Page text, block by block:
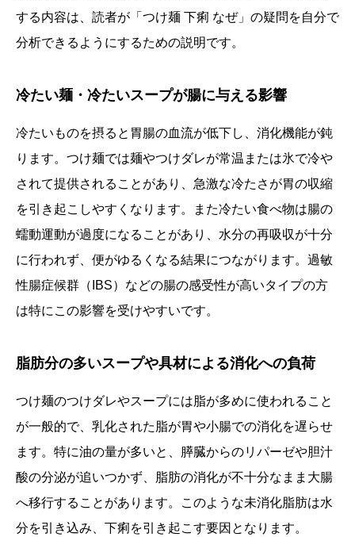
する内容は、読者が「つけ麺 下痢 なぜ」の疑問を自分で
分析できるようにするための説明です。
冷たい麺・冷たいスープが腸に与える影響
冷たいものを摂ると胃腸の血流が低下し、消化機能が鈍
ります。つけ麺では麺やつけダレが常温または氷で冷や
されて提供されることがあり、急激な冷たさが胃の収縮
を引き起こしやすくなります。また冷たい食べ物は腸の
蠕動運動が過度になることがあり、水分の再吸収が十分
に行われず、便がゆるくなる結果につながります。過敏
性腸症候群（IBS）などの腸の感受性が高いタイプの方
は特にこの影響を受けやすいです。
脂肪分の多いスープや具材による消化への負荷
つけ麺のつけダレやスープには脂が多めに使われること
が一般的で、乳化された脂が胃や小腸での消化を遅らせ
ます。特に油の量が多いと、膵臓からのリパーゼや胆汁
酸の分泌が追いつかず、脂肪の消化が不十分なまま大腸
へ移行することがあります。このような未消化脂肪は水
分を引き込み、下痢を引き起こす要因となります。